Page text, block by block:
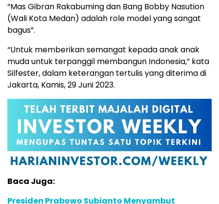
“Mas Gibran Rakabuming dan Bang Bobby Nasution
(Wali Kota Medan) adalah role model yang sangat
bagus”.
“Untuk memberikan semangat kepada anak anak
muda untuk terpanggil membangun Indonesia,” kata
Silfester, dalam keterangan tertulis yang diterima di
Jakarta, Kamis, 29 Juni 2023.
Baca Juga:
Presiden Prabowo Subianto Menyambut